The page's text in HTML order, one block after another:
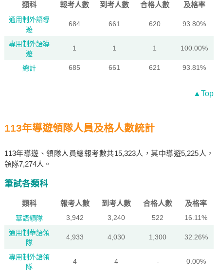
類科 報考人數 到考人數 合格人數 及格率
通用制外語導
遊
684 661 620 93.80%
專用制外語導
遊
1 1 1 100.00%
總計 685 661 621 93.81%
▲Top
113年導遊領隊人員及格人數統計
113年導遊、領隊人員總報考數共15,323人，其中導遊5,225人，
領隊7,274人。
筆試各類科
類科 報考人數 到考人數 合格人數 及格率
華語領隊 3,942 3,240 522
16.11%
通用制華語領
隊
4,933 4,030 1,300 32.26%
專用制外語領
隊
4 4 - 0.00%